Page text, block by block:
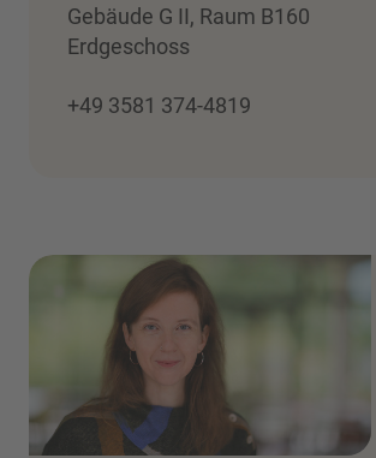
Gebäude G II, Raum B160
Erdgeschoss
+49 3581 374-4819